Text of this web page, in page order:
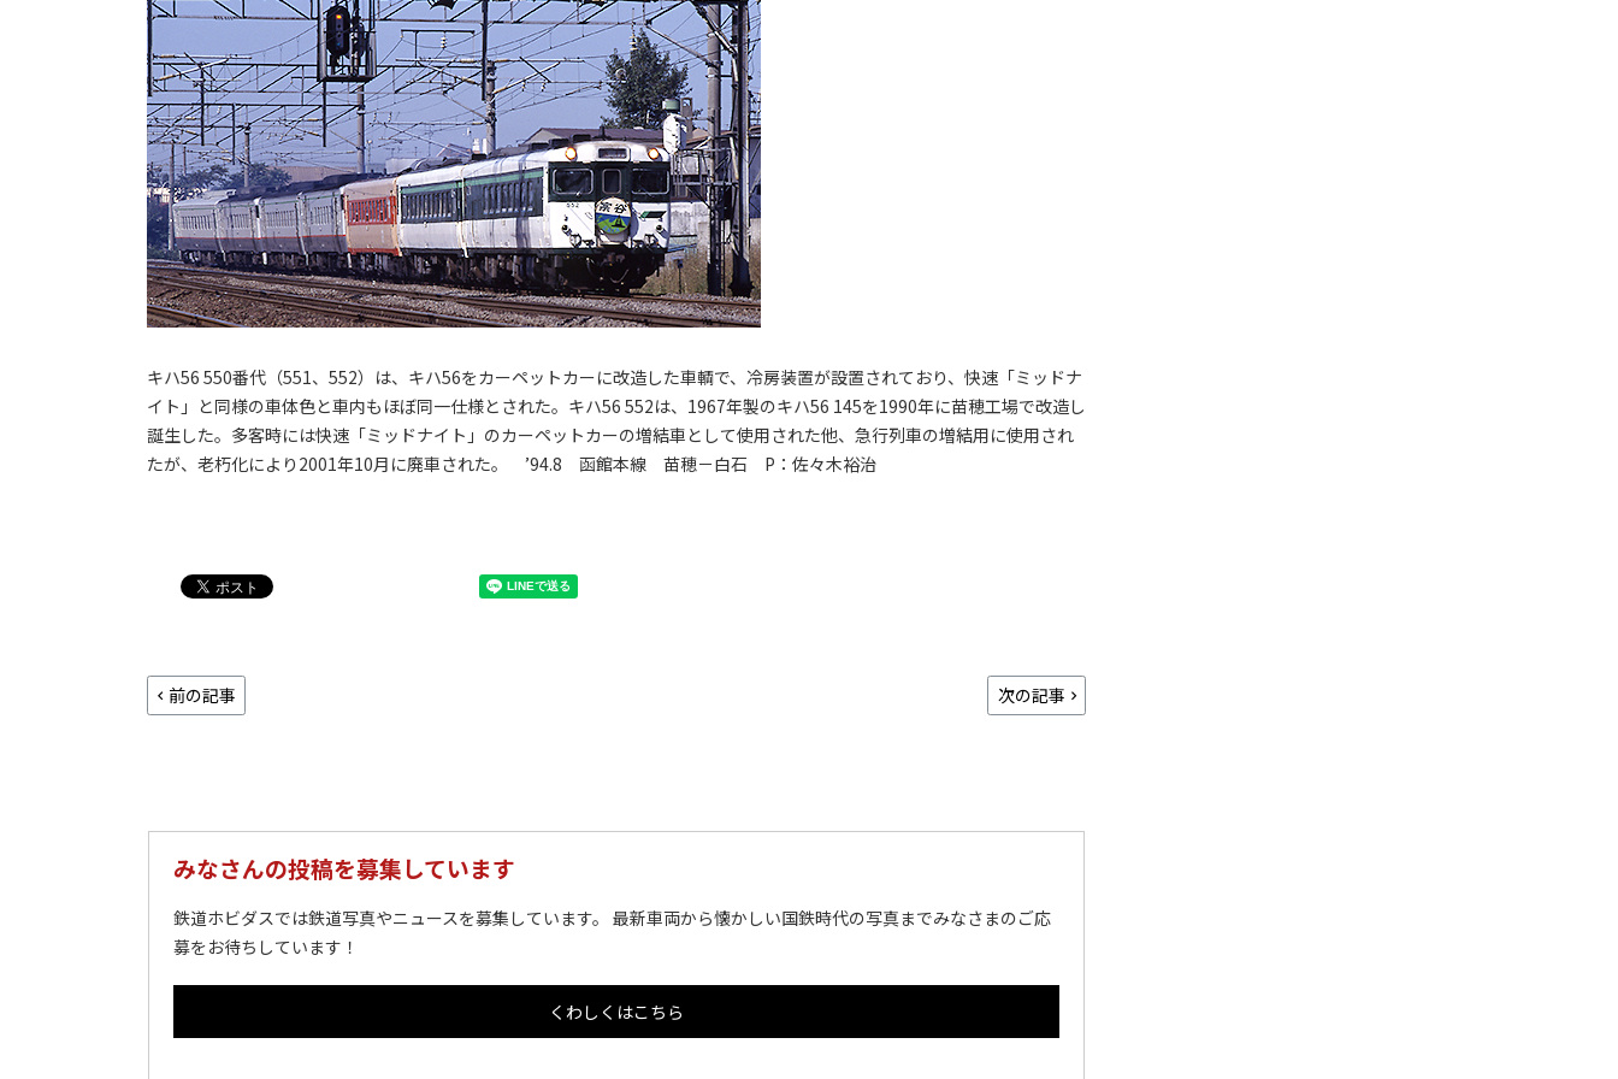
キハ56 550番代（551、552）は、キハ56をカーペットカーに改造した車輌で、冷房装置が設置されており、快速「ミッドナ
イト」と同様の車体色と車内もほぼ同一仕様とされた。キハ56 552は、1967年製のキハ56 145を1990年に苗穂工場で改造し
誕生した。多客時には快速「ミッドナイト」のカーペットカーの増結車として使用された他、急行列車の増結用に使用され
たが、老朽化により2001年10月に廃車された。 ’94.8 函館本線 苗穂－白石 P：佐々木裕治
前の記事 次の記事
みなさんの投稿を募集しています
鉄道ホビダスでは鉄道写真やニュースを募集しています。 最新車両から懐かしい国鉄時代の写真までみなさまのご応
募をお待ちしています！
くわしくはこちら